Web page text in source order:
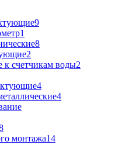
9
1
8
2
счетчикам воды2
4
4
монтажа14